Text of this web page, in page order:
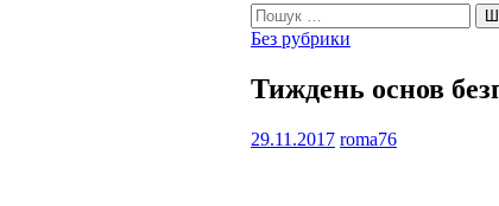
Пошук:
Без рубрики
Тиждень основ
29.11.2017 roma76